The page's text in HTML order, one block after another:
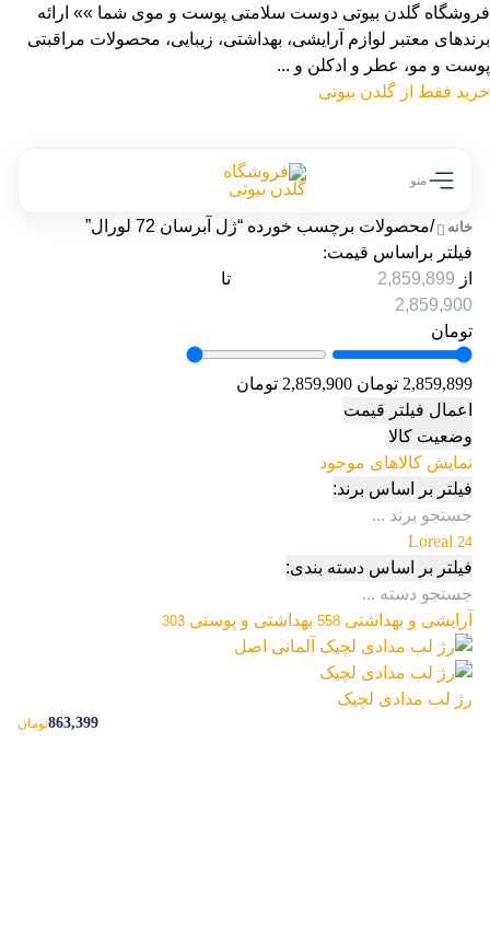
فروشگاه گلدن بیوتی دوست سلامتی پوست و موی شما »» ارائه
برندهای معتبر لوازم آرایشی، بهداشتی، زیبایی، محصولات مراقبتی
پوست و مو، عطر و ادکلن و ...
خرید فقط از گلدن بیوتی
منو
خانه /محصولات برچسب خورده “ژل آبرسان 72 لورال”
فیلتر براساس قیمت:
از
تا
تومان
2,859,899 تومان
2,859,900 تومان
اعمال فیلتر قیمت
وضعیت کالا
نمایش کالاهای موجود
فیلتر بر اساس برند:
Loreal 24
فیلتر بر اساس دسته بندی:
آرایشی و بهداشتی 558 بهداشتی و پوستی 303
رژ لب مدادی لچیک
863,399تومان